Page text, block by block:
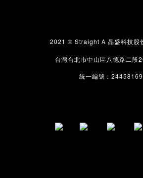
2021 © Straight A 晶盛科技股
台灣台北市中山區八德路二段
統一編號： 24458169